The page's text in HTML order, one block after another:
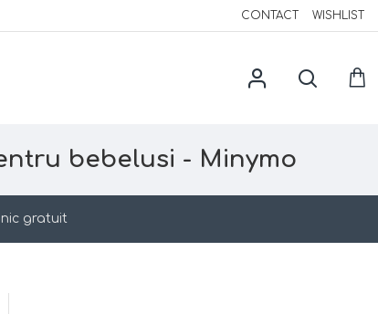
CONTACT WISHLIST
bebelusi - Minymo
gratuit